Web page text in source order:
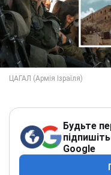
Будьте
Google